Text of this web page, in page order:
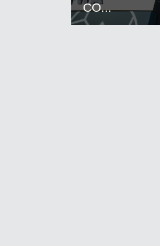
CO...